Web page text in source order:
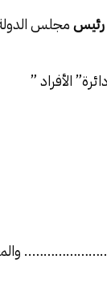
رئيسمجلس
دائرة” الأفراد ”